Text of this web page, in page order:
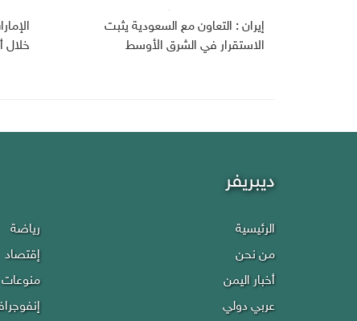
إيران : التعاون مع السعودية يثبت
الاستقرار في الشرق الأوسط
خلال
ديبريفر
الرئيسية
من نحن
أخبار اليمن
عربي دولي
رياضة
إقتصاد
منوعات